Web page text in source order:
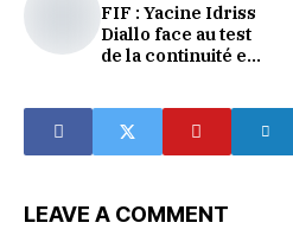
FIF : Yacine Idriss
Diallo face au test
de la continuité en
LEAVE A COMMENT